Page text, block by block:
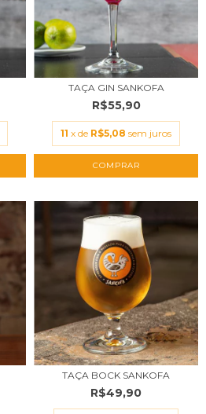
TAÇA GIN SANKOFA
R$55,90
11 x de R$5,08 sem juros
TAÇA BOCK SANKOFA
R$49,90